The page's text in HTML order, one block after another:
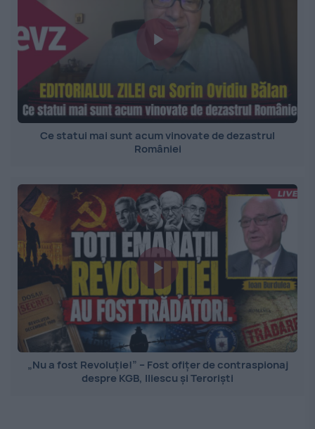
Ce statui mai sunt acum vinovate de dezastrul
României
„Nu a fost Revoluție!” – Fost ofițer de contraspionaj
despre KGB, Iliescu și Teroriști